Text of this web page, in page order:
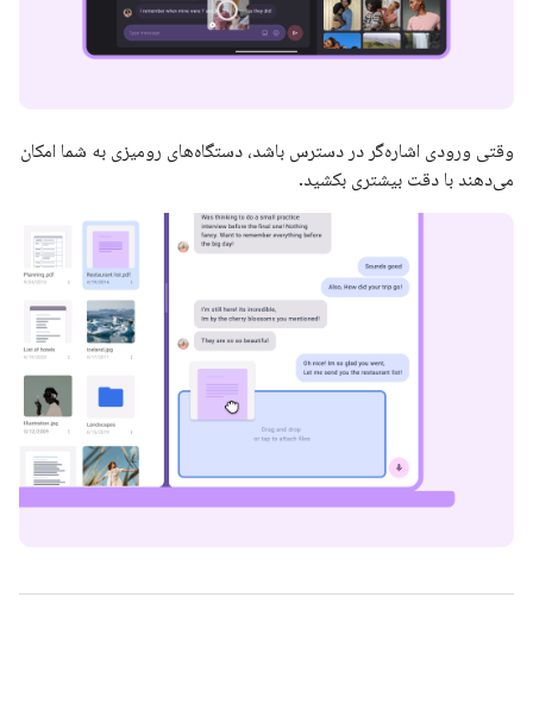
وقتی ورودی اشاره‌گر در دسترس باشد، دستگاه‌های رومیزی به شما امکان
می‌دهند با دقت بیشتری بکشید.